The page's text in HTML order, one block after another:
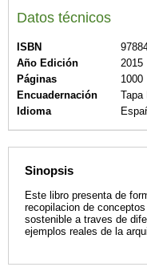
Datos técnicos
ISBN
Año Edición
2015
Páginas
1000
Encuadernación
Tapa
Idioma
Sinopsis
Este libro presenta de
recopilacion de
sostenible a traves de
ejemplos reales de la